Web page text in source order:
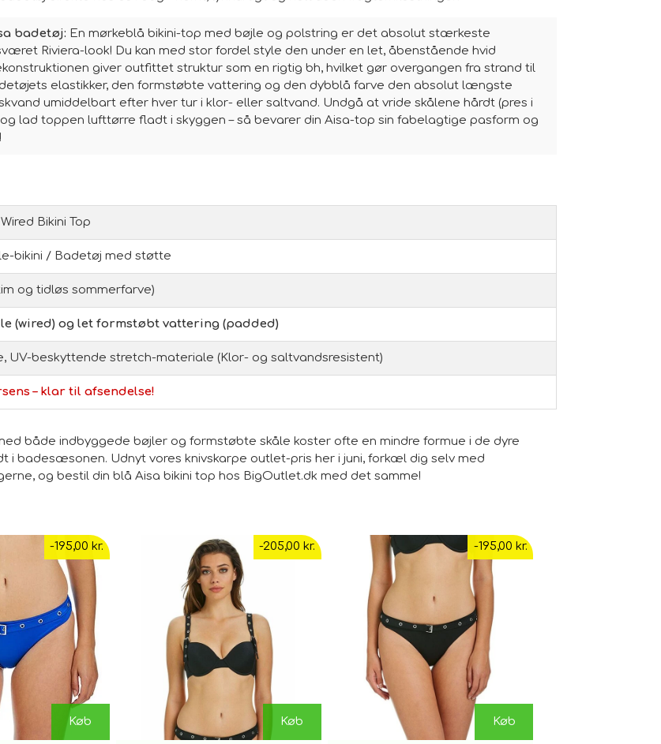
badetøj: En mørkeblå bikini-top med bøjle og polstring er det absolut stærkeste
Riviera-look! Du kan med stor fordel style den under en let, åbenstående hvid
giver outfittet struktur som en rigtig bh, hvilket gør overgangen fra strand til
elastikker, den formstøbte vattering og den dybblå farve den absolut længste
umiddelbart efter hver tur i klor- eller saltvand. Undgå at vride skålene hårdt (pres i
lad toppen lufttørre fladt i skyggen – så bevarer din Aisa-top sin fabelagtige pasform og
Bikini Top
bikini / Badetøj med støtte
og tidløs sommerfarve)
(wired) og let formstøbt vattering (padded)
UV-beskyttende stretch-materiale (Klor- og saltvandsresistent)
– klar til afsendelse!
både indbyggede bøjler og formstøbte skåle koster ofte en mindre formue i de dyre
i badesæsonen. Udnyt vores knivskarpe outlet-pris her i juni, forkæl dig selv med
og bestil din blå Aisa bikini top hos BigOutlet.dk med det samme!
-195,00 kr.
Køb
-205,00 kr.
Køb
-195,00 kr.
Køb